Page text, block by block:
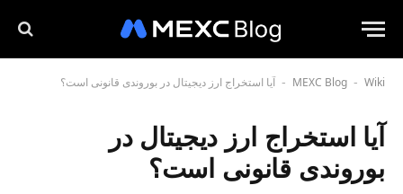
MEXC Blog - Wiki
- آیا استخراج ارز دیجیتال در بوروندی قانونی است؟
آیا استخراج ارز دیجیتال در
بوروندی قانونی است؟